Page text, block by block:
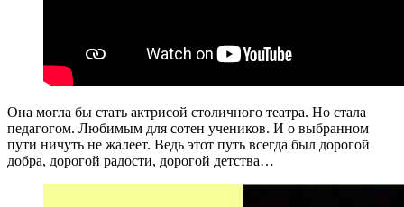
Она могла бы стать актрисой столичного театра. Но стала
педагогом. Любимым для сотен учеников. И о выбранном
пути ничуть не жалеет. Ведь этот путь всегда был дорогой
добра, дорогой радости, дорогой детства…